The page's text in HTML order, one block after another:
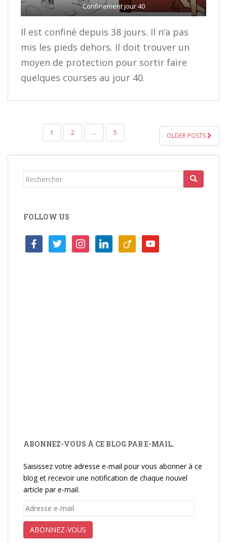
Confinement jour 40
Il est confiné depuis 38 jours. Il n’a pas
mis les pieds dehors. Il doit trouver un
moyen de protection pour sortir faire
quelques courses au jour 40.
NAVIGATION
ARTICLES
1 2 … 5 OLDER POSTS
Rechercher...
FOLLOW US
facebooktwitter instagramlinkedinviadeo youtube
ABONNEZ-VOUS À CE BLOG PAR E-MAIL.
Saisissez votre adresse e-mail pour vous abonner à ce
blog et recevoir une notification de chaque nouvel
article par e-mail.
Adresse
mail
ABONNEZ-VOUS